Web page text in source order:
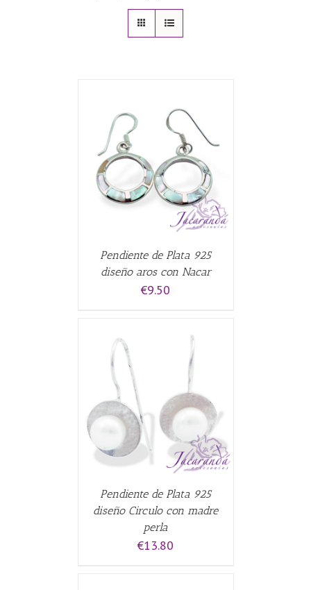
Pendiente de Plata 925
diseño aros con Nacar
€9.50
Pendiente de Plata 925
diseño Circulo con madre
perla
€13.80